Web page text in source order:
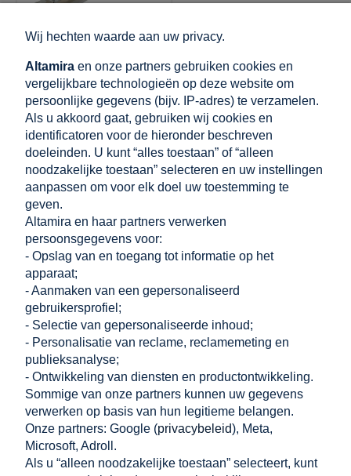
000-177
Equipotentiaalrail 7x
25mm2, 1x B tot
30mm, 1x 8-10mm
€ 17,81
Netto prijs:€ 14,72
toevoegen aan
winkelwagen
WINKELEN
HELPEN
MIJN ACCOUNT
Wij hechten waarde aan uw privacy.
Altamira en onze partners gebruiken cookies en
vergelijkbare technologieën op deze website om
persoonlijke gegevens (bijv. IP-adres) te verzamelen.
Als u akkoord gaat, gebruiken wij cookies en
identificatoren voor de hieronder beschreven
doeleinden. U kunt “alles toestaan” of “alleen
noodzakelijke toestaan” selecteren en uw instellingen
aanpassen om voor elk doel uw toestemming te
geven.
Altamira en haar partners verwerken
persoonsgegevens voor:
- Opslag van en toegang tot informatie op het
apparaat;
- Aanmaken van een gepersonaliseerd
gebruikersprofiel;
- Selectie van gepersonaliseerde inhoud;
- Personalisatie van reclame, reclamemeting en
publieksanalyse;
- Ontwikkeling van diensten en productontwikkeling.
Sommige van onze partners kunnen uw gegevens
verwerken op basis van hun legitieme belangen.
Onze partners: Google (privacybeleid), Meta,
Microsoft, Adroll.
Als u “alleen noodzakelijke toestaan” selecteert, kunt